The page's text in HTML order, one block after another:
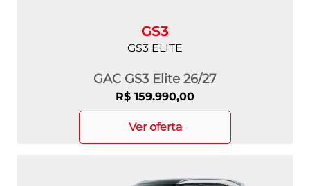
GS3
GS3 ELITE
GAC GS3 Elite 26/27
R$ 159.990,00
ver oferta